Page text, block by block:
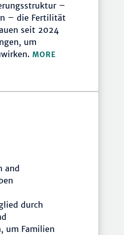
–
– die Fertilität
seit 2024
um
MORE
and
durch
um Familien